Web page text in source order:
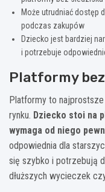
Może utrudniać dostęp
podczas zakupów
Dziecko jest bardziej
i potrzebuje
Platformy
Platformy to
rynku. Dziecko stoi na
wymaga od niego
odpowiednia dla
się szybko i potrzebują
dłuższych wycieczek